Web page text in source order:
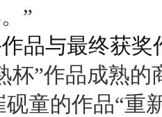
”
品与最终获奖
杯”作品成熟的
童的作品“重